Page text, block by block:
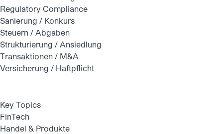
Regulatory Compliance
Sanierung / Konkurs
Steuern / Abgaben
Strukturierung / Ansiedlung
Transaktionen / M&A
Versicherung / Haftpflicht
Key Topics
FinTech
Handel & Produkte